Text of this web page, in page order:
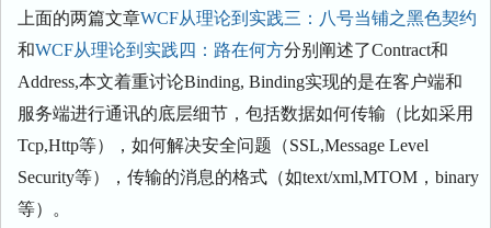
上面的两篇文章WCF从理论到实践三：八号当铺之黑色契约
和WCF从理论到实践四：路在何方分别阐述了Contract和
Address,本文着重讨论Binding, Binding实现的是在客户端和
服务端进行通讯的底层细节，包括数据如何传输（比如采用
Tcp,Http等），如何解决安全问题（SSL,Message Level
Security等），传输的消息的格式（如text/xml,MTOM，binary
等）。